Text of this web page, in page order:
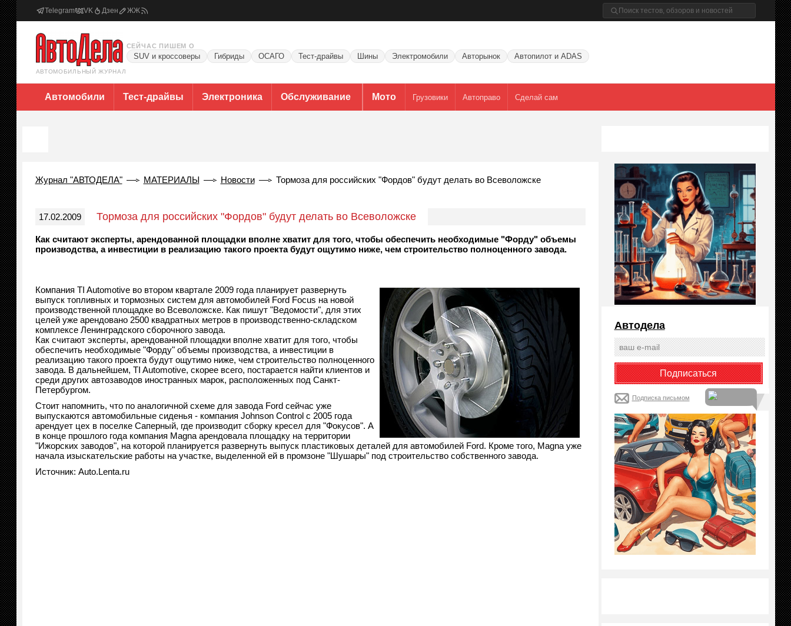
Telegram VK Дзен ЖЖ
АВТОМОБИЛЬНЫЙ ЖУРНАЛ
СЕЙЧАС ПИШЕМ О
SUV и кроссоверы Гибриды ОСАГО Тест-драйвы Шины Электромобили Авторынок Автопилот и ADAS
Автомобили Тест-драйвы Электроника Обслуживание Мото Грузовики Автоправо Сделай сам
Журнал "АВТОДЕЛА" МАТЕРИАЛЫ Новости Тормоза для российских "Фордов" будут делать во Всеволожске
17.02.2009 Тормоза для российских "Фордов" будут делать во Всеволожске
Как считают эксперты, арендованной площадки вполне хватит для того, чтобы обеспечить необходимые "Форду" объемы
производства, а инвестиции в реализацию такого проекта будут ощутимо ниже, чем строительство полноценного завода.
Компания TI Automotive во втором квартале 2009 года планирует развернуть
выпуск топливных и тормозных систем для автомобилей Ford Focus на новой
производственной площадке во Всеволожске. Как пишут "Ведомости", для этих
целей уже арендовано 2500 квадратных метров в производственно-складском
комплексе Ленинградского сборочного завода.
Как считают эксперты, арендованной площадки вполне хватит для того, чтобы
обеспечить необходимые "Форду" объемы производства, а инвестиции в
реализацию такого проекта будут ощутимо ниже, чем строительство полноценного
завода. В дальнейшем, TI Automotive, скорее всего, постарается найти клиентов и
среди других автозаводов иностранных марок, расположенных под Санкт-
Петербургом.
Стоит напомнить, что по аналогичной схеме для завода Ford сейчас уже
выпускаются автомобильные сиденья - компания Johnson Control с 2005 года
арендует цех в поселке Саперный, где производит сборку кресел для "Фокусов". А
в конце прошлого года компания Magna арендовала площадку на территории
"Ижорских заводов", на которой планируется развернуть выпуск пластиковых деталей для автомобилей Ford. Кроме того, Magna уже
начала изыскательские работы на участке, выделенной ей в промзоне "Шушары" под строительство собственного завода.
Источник: Auto.Lenta.ru
Автодела
Подписка письмом